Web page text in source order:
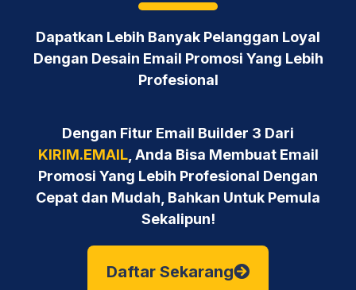
Dapatkan Lebih Banyak Pelanggan Loyal
Dengan Desain Email Promosi Yang Lebih
Profesional
Dengan Fitur Email Builder 3 Dari
KIRIM.EMAIL, Anda Bisa Membuat Email
Promosi Yang Lebih Profesional Dengan
Cepat dan Mudah, Bahkan Untuk Pemula
Sekalipun!
Daftar Sekarang